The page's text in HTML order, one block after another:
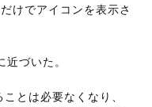
けでアイコンを表示さ
づいた。
とは必要なくなり、